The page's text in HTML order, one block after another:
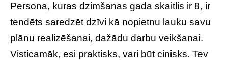
Persona, kuras dzimšanas gada skaitlis ir 8, ir
tendēts saredzēt dzīvi kā nopietnu lauku savu
plānu realizēšanai, dažādu darbu veikšanai.
Visticamāk, esi praktisks, vari būt cinisks. Tev